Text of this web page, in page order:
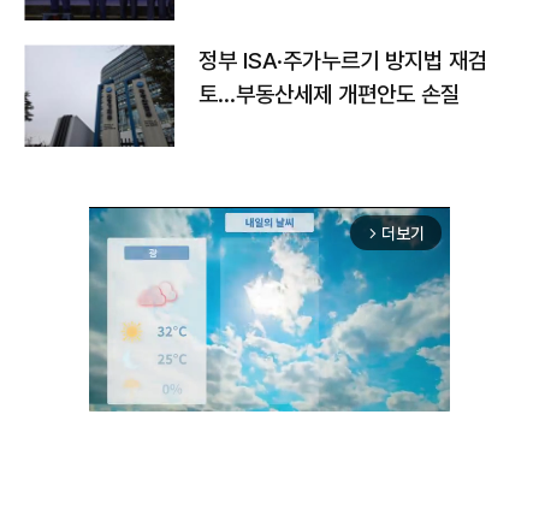
정부 ISA·주가누르기 방지법 재검
토…부동산세제 개편안도 손질
arrow_forward_ios 더보기